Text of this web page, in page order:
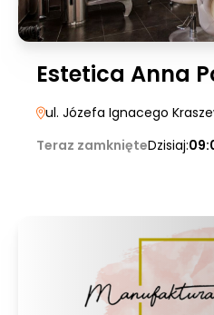
Estetica Anna
ul. Józefa Ignacego
Teraz zamknięteDzisiaj: